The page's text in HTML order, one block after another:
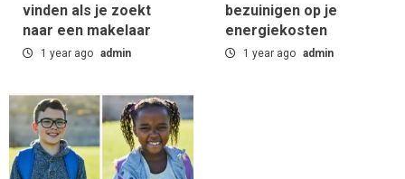
vinden als je zoekt
naar een makelaar
1 year ago admin
bezuinigen op je
energiekosten
1 year ago admin